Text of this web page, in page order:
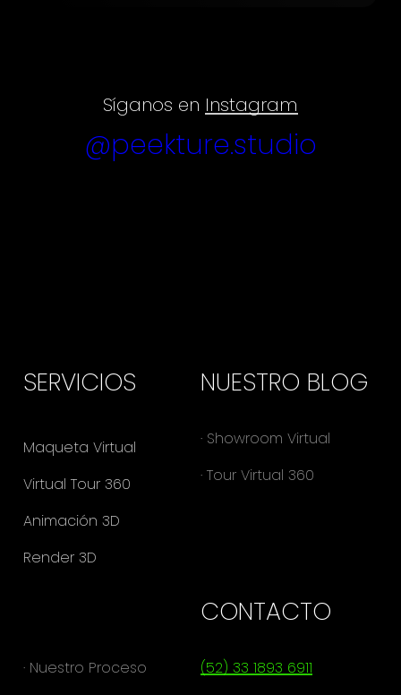
Síganos en Instagram
@peekture.studio
SERVICIOS
Maqueta Virtual
Virtual Tour 360
Animación 3D
Render 3D
NUESTRO BLOG
· Showroom Virtual
· Tour Virtual 360
· Nuestro Proceso
CONTACTO
(52) 33 1893 6911